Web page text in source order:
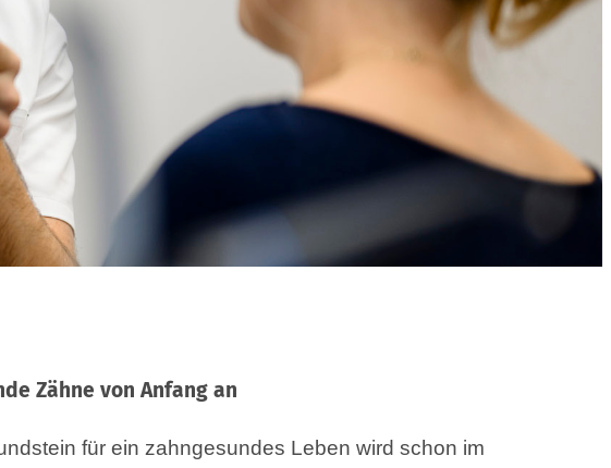
Zähne von Anfang an
für ein zahngesundes Leben wird schon im